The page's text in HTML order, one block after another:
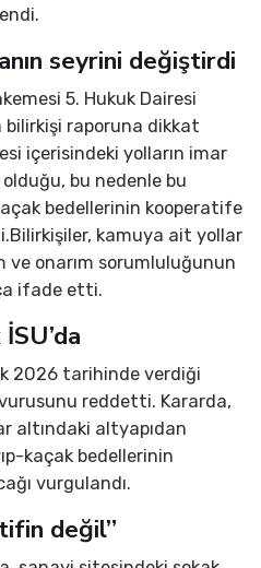
seyrini değiştirdi
5. Hukuk Dairesi
bilirkişi raporuna dikkat
içerisindeki yolların imar
bu nedenle bu
bedellerinin kooperatife
kamuya ait yollar
ve onarım sorumluluğunun
ifade etti.
2026 tarihinde verdiği
reddetti. Kararda,
altındaki altyapıdan
kaçak bedellerinin
vurgulandı.
değil”